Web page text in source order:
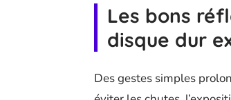
Les bons
disque dur
Des gestes simples